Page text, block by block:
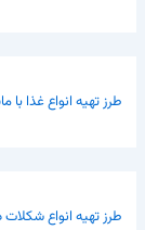
طرز تهیه انواع غذا با
طرز تهیه انواع شکلات